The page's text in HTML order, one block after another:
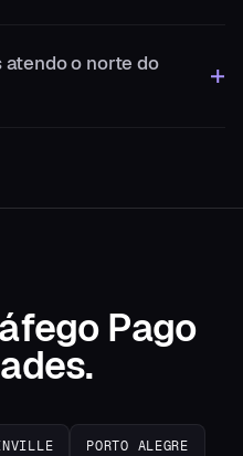
atendo o norte do
Pago
PORTO ALEGRE